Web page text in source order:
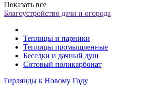
Показать все
Благоустройство дачи и огорода
Теплицы и парники
Теплицы промышленные
Беседки и дачный душ
Сотовый поликарбонат
Гирлянды к Новому Году